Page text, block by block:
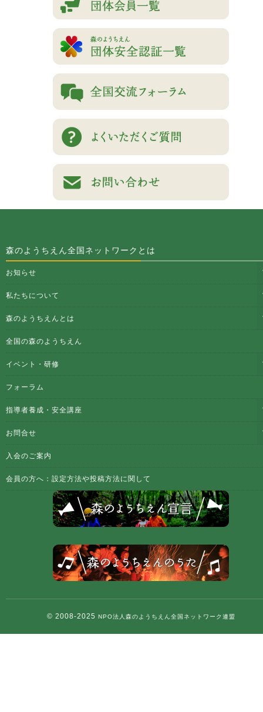
森のようちえん全国ネットワークとは
お知らせ
私たちについて
森のようちえんとは
全国の森のようちえん
イベント・研修
フォーラム
指導者養成・安全講座
お問合せ
入会のご案内
会員の方へ：設定方法や投稿方法に関して
© 2008-2025 NPO法人森のようちえん全国ネットワーク連盟